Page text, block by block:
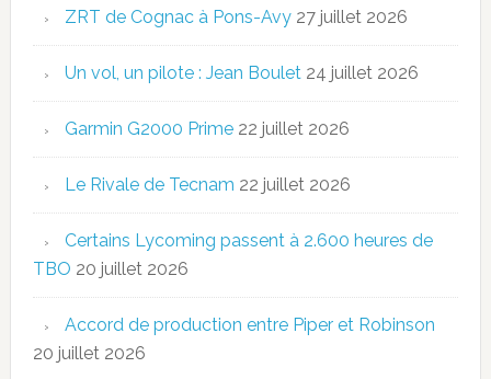
ZRT de Cognac à Pons-Avy 27 juillet 2026
Un vol, un pilote : Jean Boulet 24 juillet 2026
Garmin G2000 Prime 22 juillet 2026
Le Rivale de Tecnam 22 juillet 2026
Certains Lycoming passent à 2.600 heures de
TBO 20 juillet 2026
Accord de production entre Piper et Robinson
20 juillet 2026